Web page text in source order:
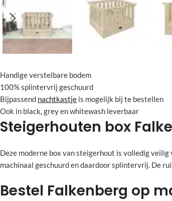
Handige verstelbare bodem
100% splintervrij geschuurd
Bijpassend nachtkastje is mogelijk bij te bestellen
Ook in black, grey en whitewash leverbaar
Steigerhouten box
Deze moderne box van steigerhout is volledig
machinaal geschuurd en daardoor splintervrij. De
Bestel Falkenberg op